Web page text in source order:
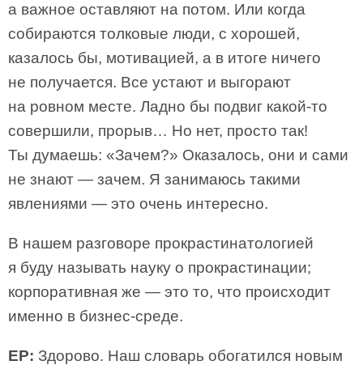
а важное оставляют на потом. Или когда
собираются толковые люди, с хорошей,
казалось бы, мотивацией, а в итоге ничего
не получается. Все устают и выгорают
на ровном месте. Ладно бы подвиг какой-то
совершили, прорыв… Но нет, просто так!
Ты думаешь: «Зачем?» Оказалось, они и сами
не знают — зачем. Я занимаюсь такими
явлениями — это очень интересно.
В нашем разговоре прокрастинатологией
я буду называть науку о прокрастинации;
корпоративная же — это то, что происходит
именно в бизнес-среде.
ЕР: Здорово. Наш словарь обогатился новым